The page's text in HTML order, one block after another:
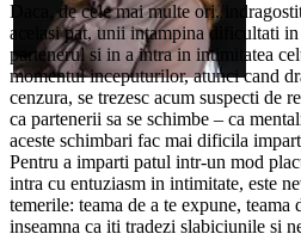
Daca, de cele mai multe ori,
acelasi pat, unii intampina dificultati
partenerul si in a intra in intimitatea
momentul inceputurilor, atunci cand
cenzura, se trezesc acum suspecti de
ca partenerii sa se schimbe – ca
aceste schimbari fac mai dificila
Pentru a imparti patul intr-un mod
intra cu entuziasm in intimitate, este
temerile: teama de a te expune, teama
inseamna ca iti tradezi slabiciunile si